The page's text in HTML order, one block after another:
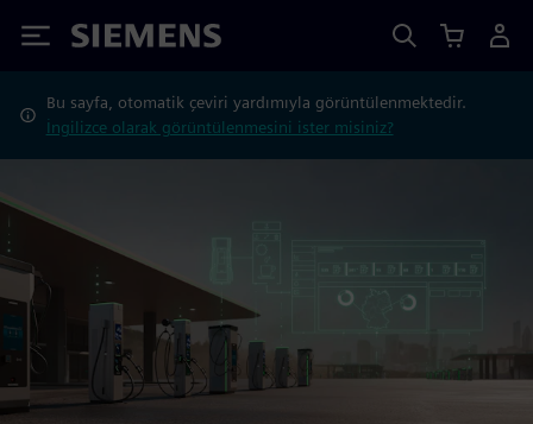
Siemens
Bu sayfa, otomatik çeviri yardımıyla görüntülenmektedir.
İngilizce olarak görüntülenmesini ister misiniz?